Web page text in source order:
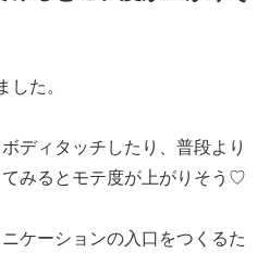
た。
ディタッチしたり、普段より
みるとモテ度が上がりそう♡
ケーションの入口をつくるた